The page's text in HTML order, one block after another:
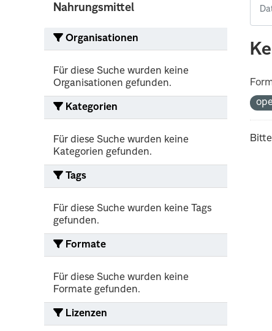
Nahrungsmittel
Organisationen
Für diese Suche wurden keine
Organisationen gefunden.
Kategorien
Für diese Suche wurden keine
Kategorien gefunden.
Tags
Für diese Suche wurden keine Tags
gefunden.
Formate
Für diese Suche wurden keine
Formate gefunden.
Lizenzen